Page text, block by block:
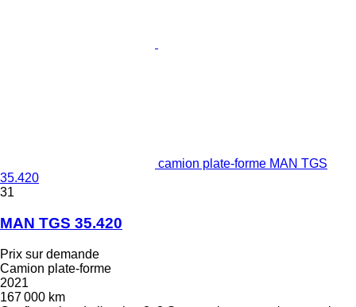
camion plate-forme MAN TGS
35.420
31
MAN TGS 35.420
Prix sur demande
Camion plate-forme
2021
167 000 km